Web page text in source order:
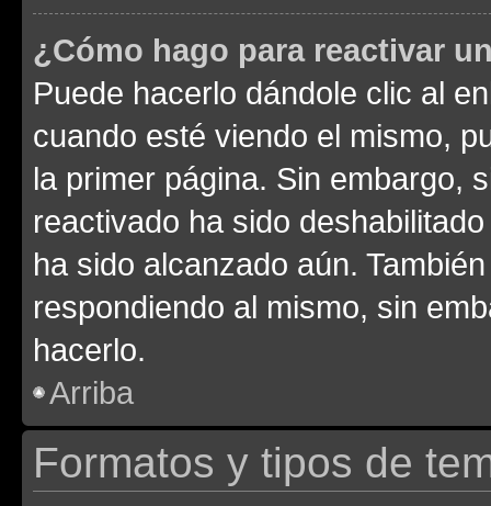
¿Cómo hago para reactivar
Puede hacerlo dándole clic al
cuando esté viendo el mismo,
la primer página. Sin embargo,
reactivado ha sido
ha sido alcanzado aún.
respondiendo al mismo, sin
hacerlo.
Arriba
Formatos y tipos de